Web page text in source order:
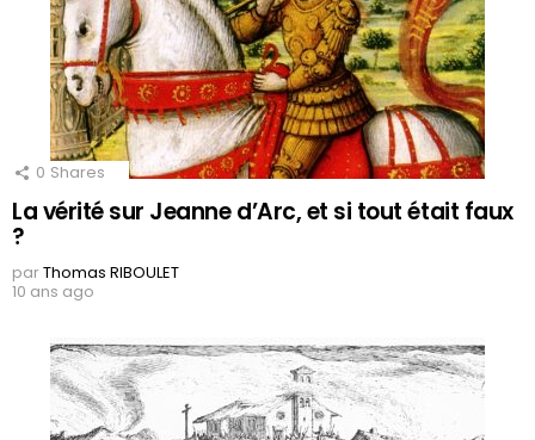
0 Shares
La vérité sur Jeanne d’Arc, et si tout était faux
?
parThomas RIBOULET
10 ans ago